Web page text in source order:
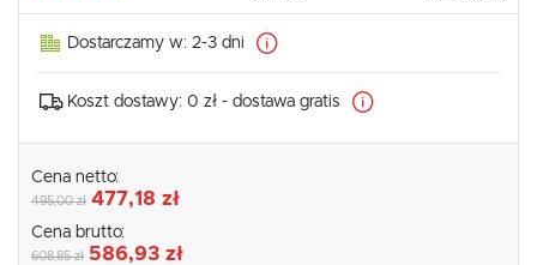
Dostarczamy w: 2-3 dni
Koszt dostawy: 0 zł - dostawa gratis
Cena netto:
495,00 zł 477,18 zł
Cena brutto:
608,85 zł 586,93 zł